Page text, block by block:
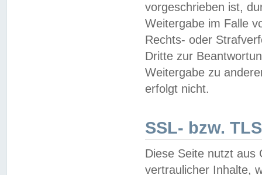
vorgeschrieben ist,
Weitergabe im Falle
Rechts- oder
Dritte zur
Weitergabe zu
erfolgt nicht.
SSL- bzw.
Diese Seite nutzt aus
vertraulicher Inhalte,